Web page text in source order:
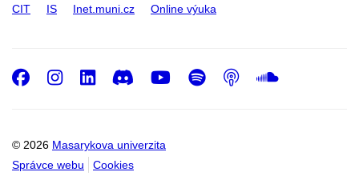
CIT IS Inet.muni.cz Online výuka
© 2026 Masarykova univerzita
Správce webu
Cookies
Facebook
Instagram
LinkedIn
DiscordYoutube
Spotify
Podcast